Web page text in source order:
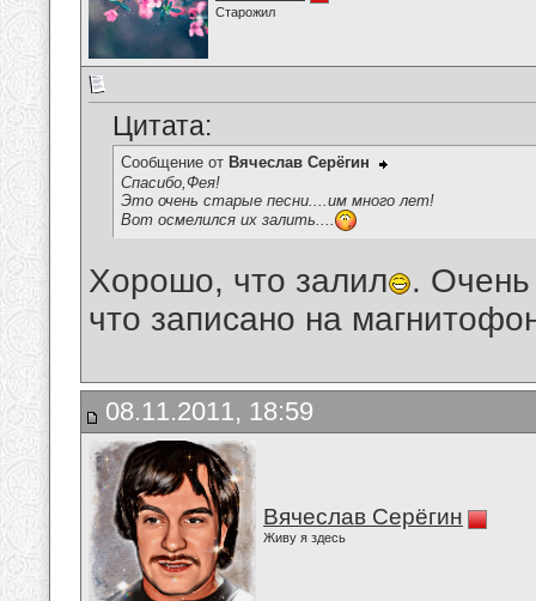
Старожил
Цитата:
Сообщение от Вячеслав Серёгин
Спасибо,Фея!
Это очень старые песни....им много лет!
Вот осмелился их залить....
Хорошо, что залил
.
что записано на
08.11.2011, 18:59
Вячеслав Серёгин
Живу я здесь